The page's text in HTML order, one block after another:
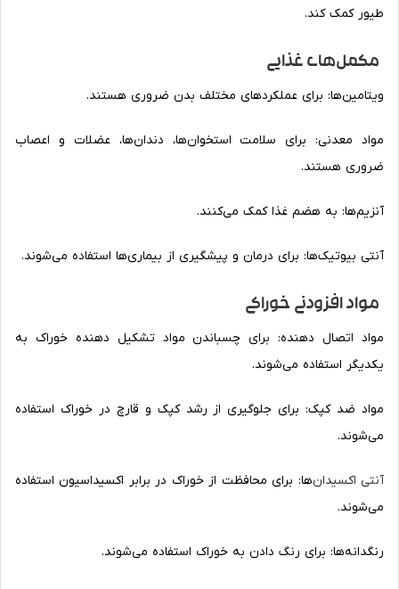
طیور کمک کند.
مکمل‌های غذایی
ویتامین‌ها: برای عملکردهای مختلف بدن ضروری هستند.
مواد معدنی: برای سلامت استخوان‌ها، دندان‌ها، عضلات و اعصاب
ضروری هستند.
آنزیم‌ها: به هضم غذا کمک می‌کنند.
آنتی بیوتیک‌ها: برای درمان و پیشگیری از بیماری‌ها استفاده می‌شوند.
مواد افزودنی خوراکی
مواد اتصال دهنده: برای چسباندن مواد تشکیل دهنده خوراک به
یکدیگر استفاده می‌شوند.
مواد ضد کپک: برای جلوگیری از رشد کپک و قارچ در خوراک استفاده
می‌شوند.
آنتی اکسیدان‌ها: برای محافظت از خوراک در برابر اکسیداسیون استفاده
می‌شوند.
رنگدانه‌ها: برای رنگ دادن به خوراک استفاده می‌شوند.